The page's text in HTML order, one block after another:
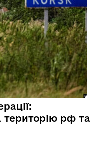
територію рф та